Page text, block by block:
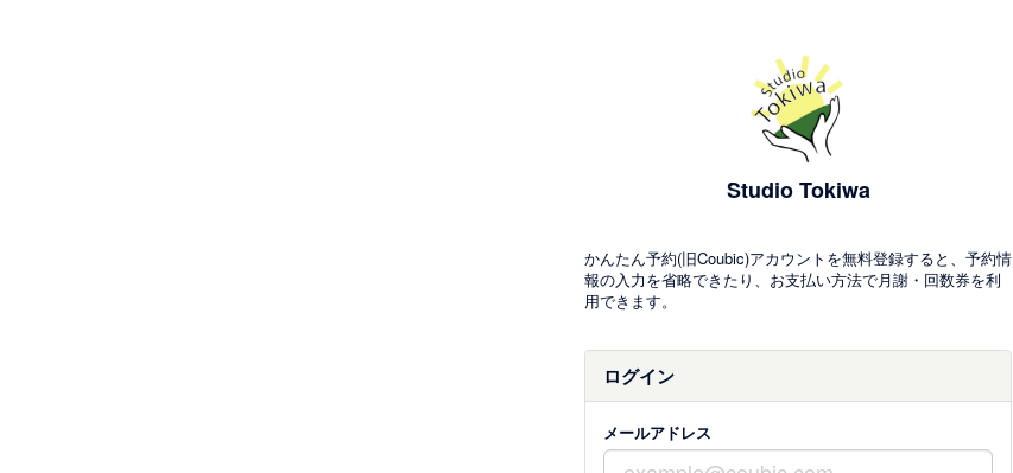
Studio Tokiwa
かんたん予約(旧Coubic)アカウントを無料登録すると、予約情
報の入力を省略できたり、お支払い方法で月謝・回数券を利
用できます。
ログイン
メールアドレス